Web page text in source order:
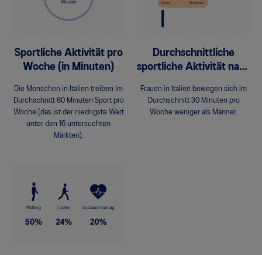
Sportliche Aktivität pro
Woche (in Minuten)
Die Menschen in Italien treiben im
Durchschnitt 60 Minuten Sport pro
Woche (das ist der niedrigste Wert
unter den 16 untersuchten
Märkten).
Durchschnittliche
sportliche Aktivität nach
Frauen in Italien bewegen sich im
Durchschnitt 30 Minuten pro
Woche weniger als Männer.